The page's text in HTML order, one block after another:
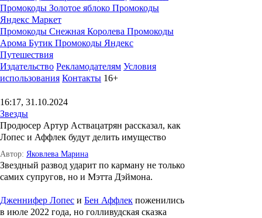
Промокоды Золотое яблоко Промокоды
Яндекс Маркет
Промокоды Снежная Королева Промокоды
Арома Бутик Промокоды Яндекс
Путешествия
Издательство Рекламодателям Условия
использования Контакты 16+
16:17, 31.10.2024
Звезды
Продюсер Артур Аствацатрян рассказал, как
Лопес и Аффлек будут делить имущество
Автор: Яковлева Марина
Звездный развод ударит по карману не только
самих супругов, но и Мэтта Дэймона.
Дженнифер Лопес и Бен Аффлек поженились
в июле 2022 года, но голливудская сказка